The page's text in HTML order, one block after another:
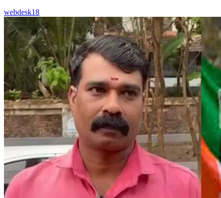
webdesk18